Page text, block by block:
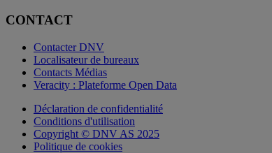
CONTACT
Contacter DNV
Localisateur de bureaux
Contacts Médias
Veracity : Plateforme Open Data
Déclaration de confidentialité
Conditions d'utilisation
Copyright © DNV AS 2025
Politique de cookies